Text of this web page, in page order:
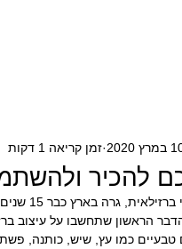
להכיר
2020 זמן קריאה 1 דקות
אז כמו
הראשון שתחשבו על עיצוב
טבעיים כמו עץ, שיש, כותנה,